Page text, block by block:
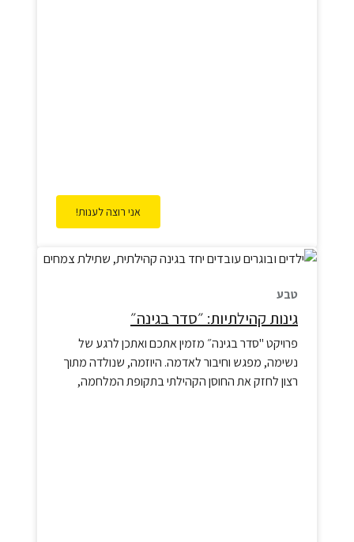
אני רוצה לענות!
טבע
גינות קהילתיות: ״סדר בגינה״
פרויקט "סדר בגינה״ מזמין אתכם ואתכן לרגע של
נשימה, מפגש וחיבור לאדמה. היוזמה, שנולדה מתוך
רצון לחזק את החוסן הקהילתי בתקופת המלחמה,